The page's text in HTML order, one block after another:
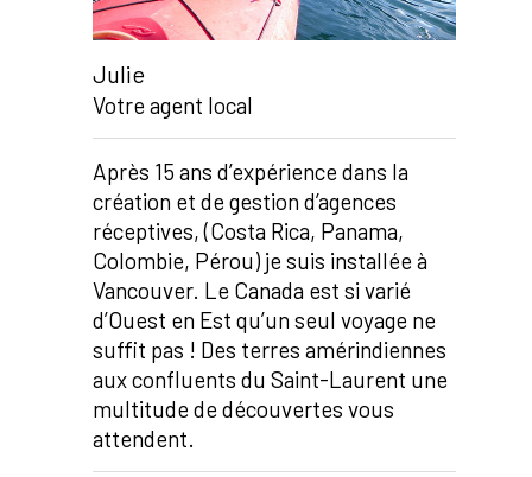
Julie
Votre agent local
Après 15 ans d’expérience dans la
création et de gestion d’agences
réceptives, (Costa Rica, Panama,
Colombie, Pérou) je suis installée à
Vancouver. Le Canada est si varié
d’Ouest en Est qu’un seul voyage ne
suffit pas ! Des terres amérindiennes
aux confluents du Saint-Laurent une
multitude de découvertes vous
attendent.